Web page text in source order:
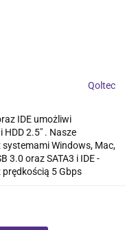
Qoltec
IDE umożliwi
HDD 2.5" . Nasze
Windows, Mac,
3.0 oraz SATA3 i IDE -
5 Gbps